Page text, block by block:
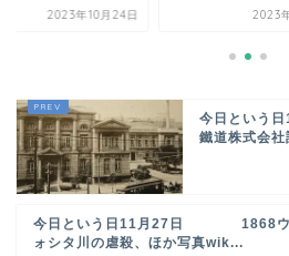
2023年10月24日 2023
今日という
鐵道株式会
今日という日11月27日 1868ウ
ォシタ川の虐殺、ほか写真wik...